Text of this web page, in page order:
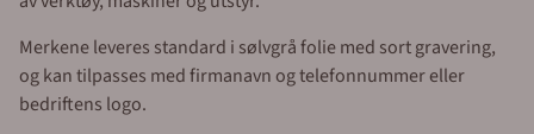
Merkene leveres standard i sølvgrå folie med sort gravering,
og kan tilpasses med firmanavn og telefonnummer eller
bedriftens logo.